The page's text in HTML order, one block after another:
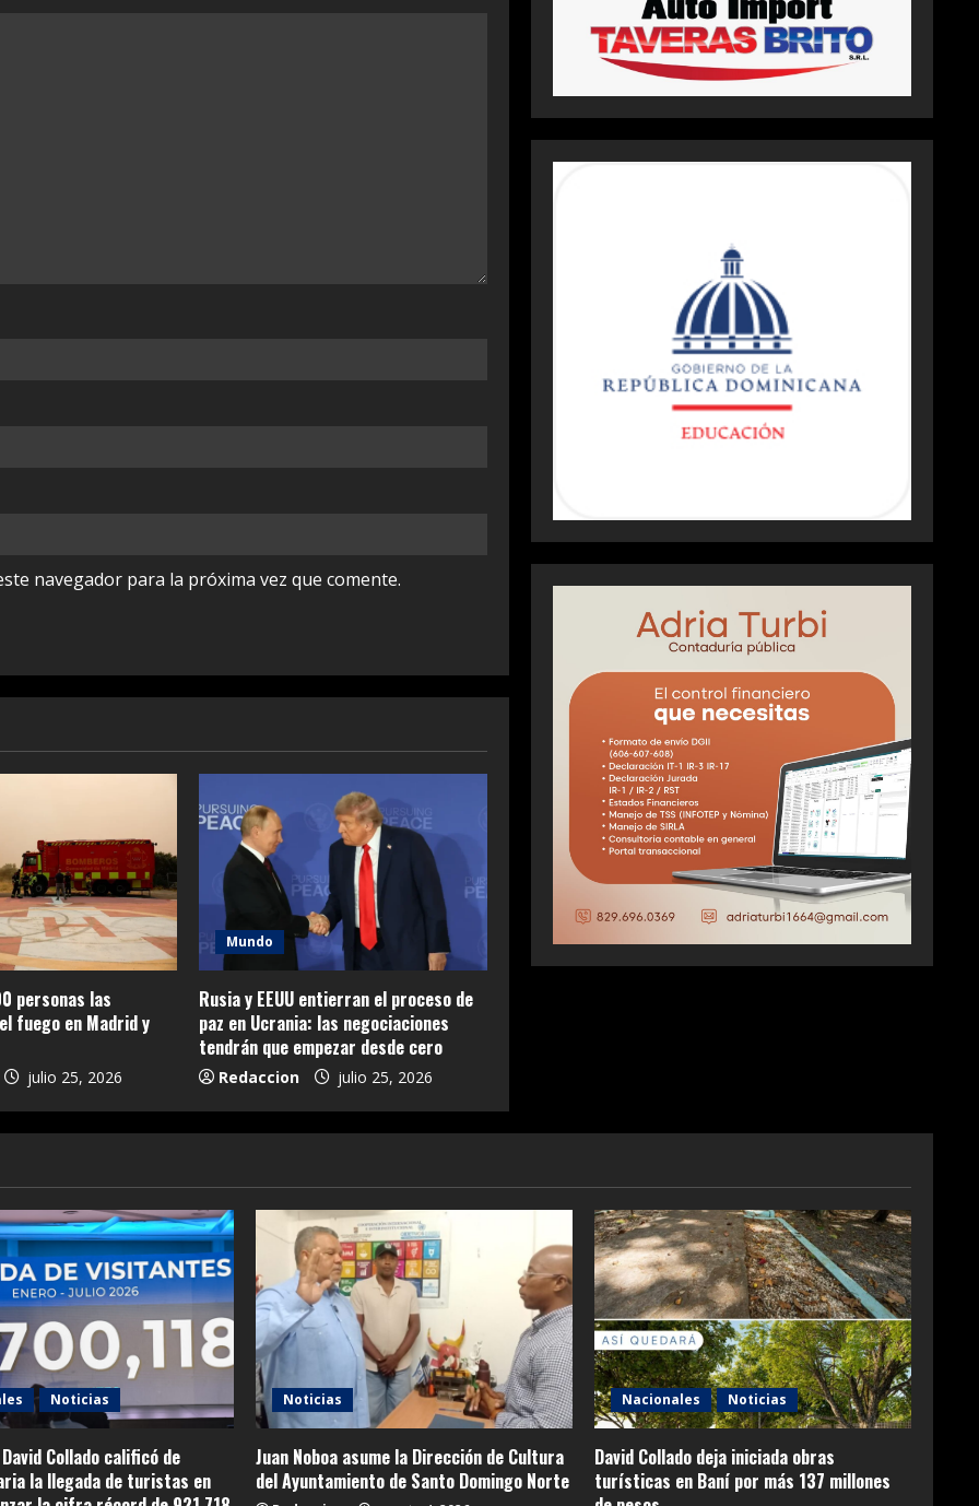
navegador para la próxima vez que comente.
personas las
fuego en Madrid y
julio 25, 2026
Mundo
Rusia y EEUU entierran el proceso de
paz en Ucrania: las negociaciones
tendrán que empezar desde cero
Redaccion julio 25, 2026
Noticias
Collado calificó de
la llegada de turistas en
Noticias
Juan Noboa asume la Dirección de Cultura
del Ayuntamiento de Santo Domingo Norte
Nacionales Noticias
David Collado deja iniciada obras
turísticas en Baní por más 137 millones